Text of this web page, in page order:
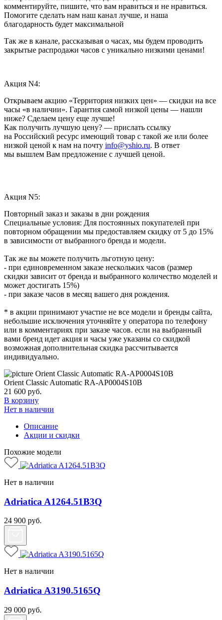
комментируйте, пишите, что вам нравиться и не нравиться.
Помогите сделать нам наш канал лучше, и наша
благодарность будет максимальной
Так же в канале, рассказывая о часах, мы будем проводить
закрытые распродажи часов с уникально низкими ценами!
Акция N4:
Открываем акцию «Территория низких цен» — скидки на все
часы «в наличии». Гарантия самой низкой цены — нашли
ниже? Сделаем цену еще лучше!
Как получить лучшую цену? — прислать ссылку
на Российский ресурс имеющий товар с такой же или более
низкой ценой к нам на почту info@yshio.ru. В ответ
мы вышлем Вам предложение с лучшей ценой.
Акция N5:
Повторный заказ и заказы в дни рождения
Специальные условия: Для постоянных покупателей при
повторном обращении мы предоставляем скидку от 5 до 15%
в зависимости от выбранного бренда и модели.
Так же вы можете получить льготную цену:
- при единовременном заказе нескольких часов (размер
скидки зависит от бренда и выбранного количество моделей и
может достигать 15%)
- при заказе часов в месяц вашего дня рождения.
* в акции принимают участие не все модели и бренды сайта,
небольшие исключения уточняйте у оператора по телефону
или в комментариях при заказе часов. если на выбранный
вами бренд идет акция и часы уже указаны со скидкой
возможная дополнительная скидка рассчитывается
индивидуально.
Orient Classic Automatic RA-AP0004S10B
21 600 руб.
В корзину
Нет в наличии
Описание
Акции и скидки
Похожие модели
Нет в наличии
Adriatica A1264.51B3Q
24 900 руб.
Нет в наличии
Adriatica A3190.5165Q
29 000 руб.